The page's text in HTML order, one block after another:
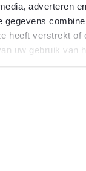
adverteren
gegevens
heeft verstrekt of
uw gebruik van
van de toekomst
de Toekomst